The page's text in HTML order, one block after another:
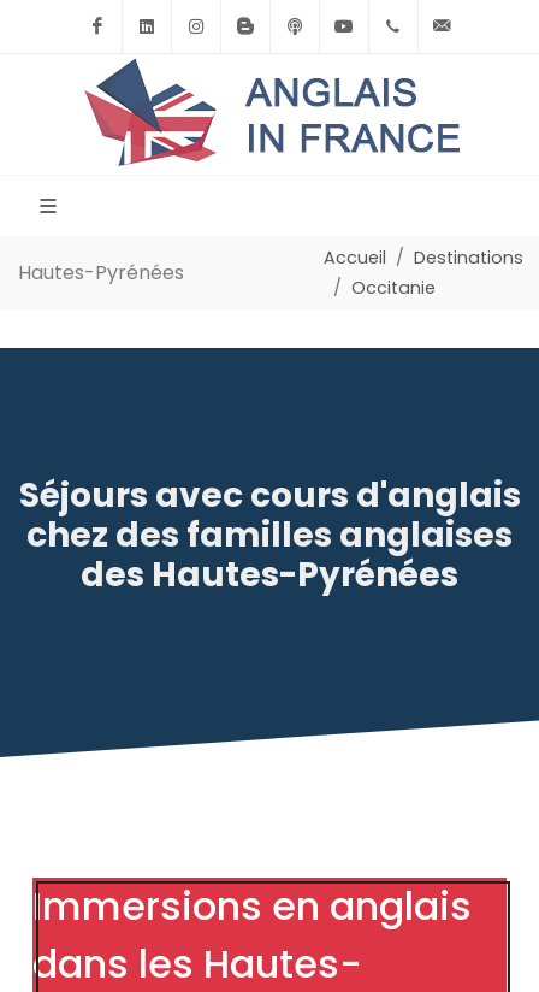
FacebookLinkedinInstagramBlogSpotPodcastYoutube
Hautes-Pyrénées
Accueil
Destinations
Occitanie
Séjours avec cours d'anglais
chez des familles anglaises
des Hautes-Pyrénées
Immersions en anglais
dans les Hautes-